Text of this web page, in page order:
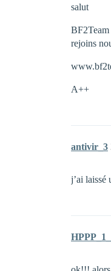
salut
rejoins
A++
antivir_3
j’ai laissé